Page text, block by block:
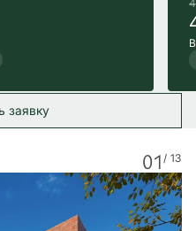
заявку
01 / 13